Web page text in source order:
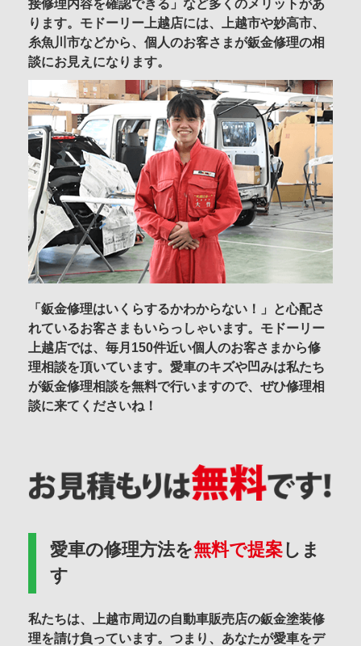
接修理内容を確認できる」など多くのメリットがあ
ります。モドーリー上越店には、上越市や妙高市、
糸魚川市などから、個人のお客さまが鈑金修理の相
談にお見えになります。
「鈑金修理はいくらするかわからない！」と心配さ
れているお客さまもいらっしゃいます。モドーリー
上越店では、毎月150件近い個人のお客さまから修
理相談を頂いています。愛車のキズや凹みは私たち
が鈑金修理相談を無料で行いますので、ぜひ修理相
談に来てくださいね！
愛車の修理方法を無料で提案しま
す
私たちは、上越市周辺の自動車販売店の鈑金塗装修
理を請け負っています。つまり、あなたが愛車をデ